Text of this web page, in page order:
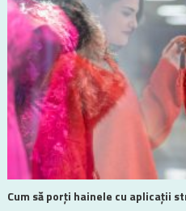
Cum să porți hainele cu aplicații